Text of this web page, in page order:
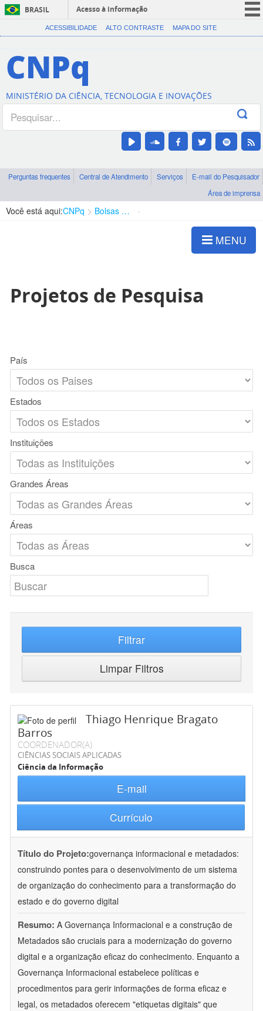
BRASIL
Acesso à informação
CORONAVÍRUS (COVID-19)
Canais
ACESSIBILIDADE ALTO CONTRASTE MAPA DO SITE
CNPq
MINISTÉRIO DA CIÊNCIA, TECNOLOGIA E INOVAÇÕES
Perguntas frequentes Central de Atendimento Serviços
E-mail do Pesquisador
Área de imprensa
Você está aqui:CNPq Bolsas e Auxílios Vigentes
MENU
Projetos de Pesquisa
País
Estados
Instituições
Grandes Áreas
Áreas
Busca
Filtrar
Limpar Filtros
Thiago Henrique Bragato
Barros
COORDENADOR(A)
CIÊNCIAS SOCIAIS APLICADAS
Ciência da Informação
E-mail
Currículo
Título do Projeto:governança informacional e metadados:
construindo pontes para o desenvolvimento de um sistema
de organização do conhecimento para a transformação do
estado e do governo digital
Resumo: A Governança Informacional e a construção de
Metadados são cruciais para a modernização do governo
digital e a organização eficaz do conhecimento. Enquanto a
Governança Informacional estabelece políticas e
procedimentos para gerir informações de forma eficaz e
legal, os metadados oferecem "etiquetas digitais" que